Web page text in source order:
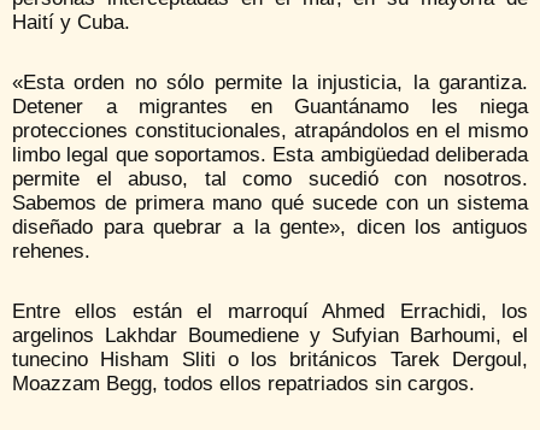
Haití y Cuba.
«Esta orden no sólo permite la injusticia, la garantiza.
Detener a migrantes en Guantánamo les niega
protecciones constitucionales, atrapándolos en el mismo
limbo legal que soportamos. Esta ambigüedad deliberada
permite el abuso, tal como sucedió con nosotros.
Sabemos de primera mano qué sucede con un sistema
diseñado para quebrar a la gente», dicen los antiguos
rehenes.
Entre ellos están el marroquí Ahmed Errachidi, los
argelinos Lakhdar Boumediene y Sufyian Barhoumi, el
tunecino Hisham Sliti o los británicos Tarek Dergoul,
Moazzam Begg, todos ellos repatriados sin cargos.